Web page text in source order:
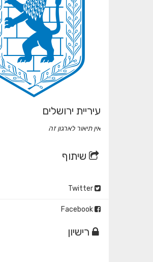
עיריית ירושלים
אין תיאור לארגון זה
שיתוף
רישיון